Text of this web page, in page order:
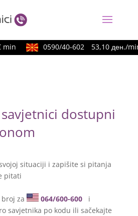
0590/40-602 53,10 ден./min
dostupni
situaciji i zapišite si pitanja
pitati
za 064/600-600
i
savjetnika po kodu ili sačekajte